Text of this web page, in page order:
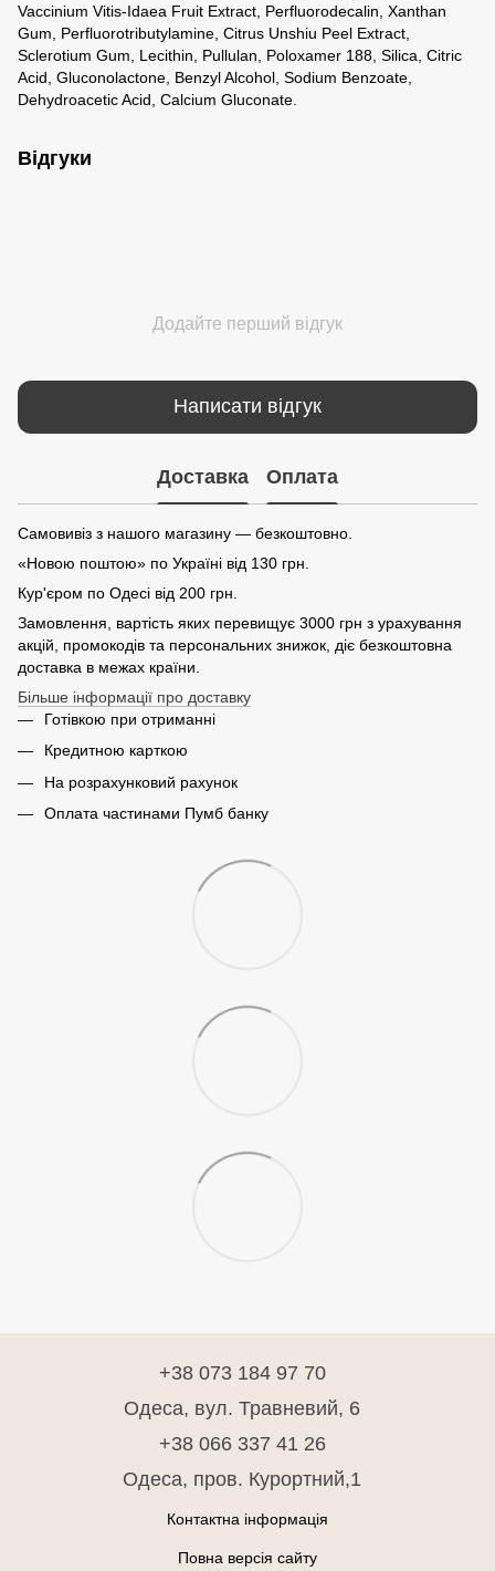
Vaccinium Vitis-Idaea Fruit Extract, Perfluorodecalin, Xanthan
Gum, Perfluorotributylamine, Citrus Unshiu Peel Extract,
Sclerotium Gum, Lecithin, Pullulan, Poloxamer 188, Silica, Citric
Acid, Gluconolactone, Benzyl Alcohol, Sodium Benzoate,
Dehydroacetic Acid, Calcium Gluconate.
Відгуки
Додайте перший відгук
Написати відгук
Доставка Оплата
Самовивіз з нашого магазину — безкоштовно.
«Новою поштою» по Україні від 130 грн.
Кур'єром по Одесі від 200 грн.
Замовлення, вартість яких перевищує 3000 грн з урахування
акцій, промокодів та персональних знижок, діє безкоштовна
доставка в межах країни.
Більше інформації про доставку
Готівкою при отриманні
Кредитною карткою
На розрахунковий рахунок
Оплата частинами Пумб банку
+38 073 184 97 70
Одеса, вул. Травневий, 6
+38 066 337 41 26
Одеса, пров. Курортний,1
Контактна інформація
Повна версія сайту